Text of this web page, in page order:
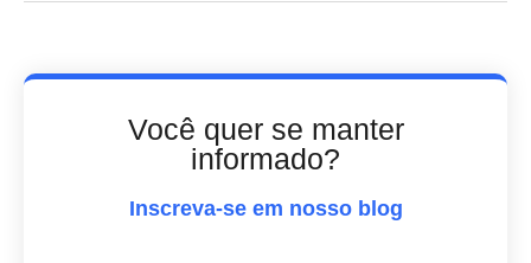
Você quer se manter
informado?
Inscreva-se em nosso blog